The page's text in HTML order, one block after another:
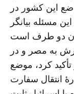
این کشور در
مسئله بیانگر
به مصر و در
کرد، موضع
انتقال سفارت